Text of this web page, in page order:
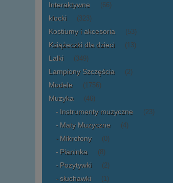
Interaktywne (66)
klocki (323)
Kostiumy i akcesoria (53)
Książeczki dla dzieci (13)
Lalki (349)
Lampiony Szczęścia (2)
Modele (1756)
Muzyka (46)
Instrumenty muzyczne (23)
Maty Muzyczne (4)
Mikrofony (0)
Pianinka (8)
Pozytywki (2)
słuchawki (1)